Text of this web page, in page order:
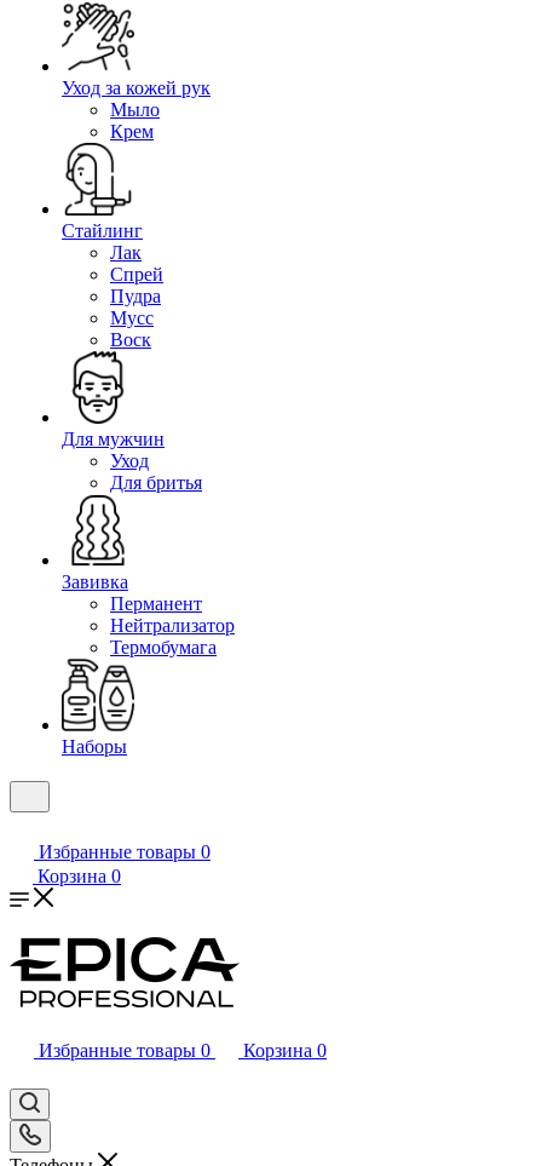
Уход за кожей рук
Мыло
Крем
Стайлинг
Лак
Спрей
Пудра
Мусс
Воск
Для мужчин
Уход
Для бритья
Завивка
Перманент
Нейтрализатор
Термобумага
Наборы
Избранные товары 0
Корзина 0
Избранные товары 0 Корзина 0